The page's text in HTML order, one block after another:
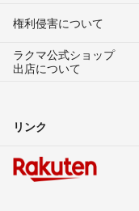
権利侵害について
ラクマ公式ショップ
出店について
リンク